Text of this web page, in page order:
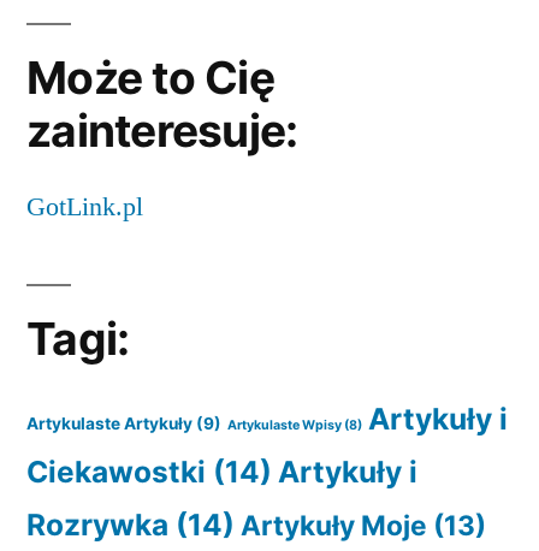
Może to Cię
zainteresuje:
GotLink.pl
Tagi:
Artykulaste Artykuły (9) Artykulaste Wpisy (8) Artykuły i
Ciekawostki (14) Artykuły i
Rozrywka (14) Artykuły Moje (13)